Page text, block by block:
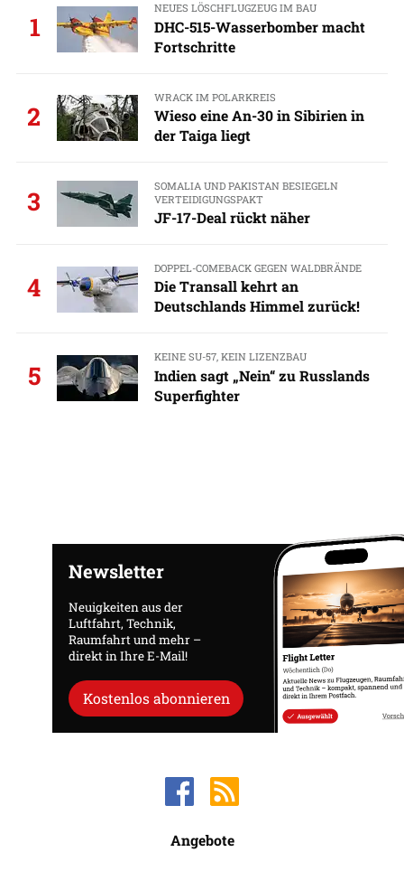
1
NEUES LÖSCHFLUGZEUG IM BAU
DHC-515-Wasserbomber macht
Fortschritte
2
WRACK IM POLARKREIS
Wieso eine An-30 in Sibirien in
der Taiga liegt
3
SOMALIA UND PAKISTAN BESIEGELN
VERTEIDIGUNGSPAKT
JF-17-Deal rückt näher
4
DOPPEL-COMEBACK GEGEN WALDBRÄNDE
Die Transall kehrt an
Deutschlands Himmel zurück!
5
KEINE SU-57, KEIN LIZENZBAU
Indien sagt „Nein“ zu Russlands
Superfighter
Newsletter
Neuigkeiten aus der
Luftfahrt, Technik,
Raumfahrt und mehr –
direkt in Ihre E-Mail!
Kostenlos abonnieren
Angebote